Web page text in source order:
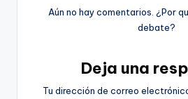
Aún no hay comentarios. ¿Por
debate?
Deja una
Tu dirección de correo